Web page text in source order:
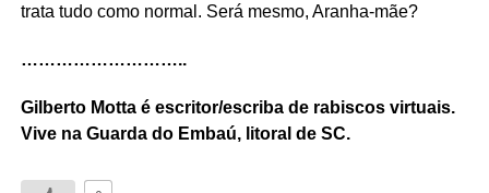
trata tudo como normal. Será mesmo, Aranha-mãe?
………………………..
Gilberto Motta é escritor/escriba de rabiscos virtuais.
Vive na Guarda do Embaú, litoral de SC.